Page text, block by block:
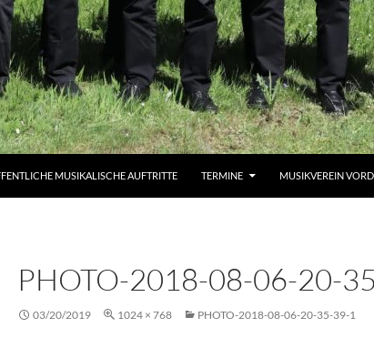
MUSIKALISCHE AUFTRITTE TERMINE MUSIKVEREIN
PHOTO-2018-08-06-20-
03/20/2019 1024 × 768 PHOTO-2018-08-06-20-35-39-1